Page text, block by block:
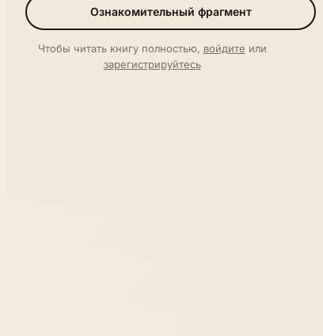
Ознакомительный фрагмент
Чтобы читать книгу полностью, войдите или
зарегистрируйтесь